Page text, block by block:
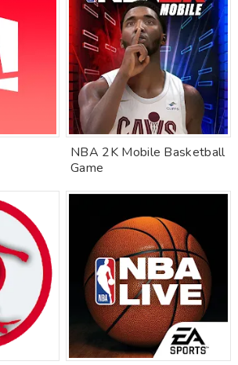
NBA 2K Mobile Basketball
Game